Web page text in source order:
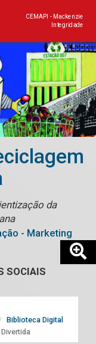
CEMAPI - Mackenzie
Integridade
da
- Marketing
SOCIAIS
Biblioteca Digital